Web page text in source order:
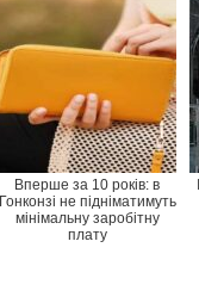
Вперше за 10 років: в
Гонконзі не підніматимуть
мінімальну заробітну
плату